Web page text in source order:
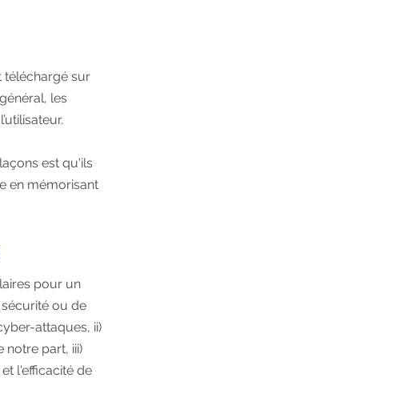
téléchargé sur
les
est qu'ils
en mémorisant
pour un
ou de
attaques, ii)
notre part, iii)
l'efficacité de